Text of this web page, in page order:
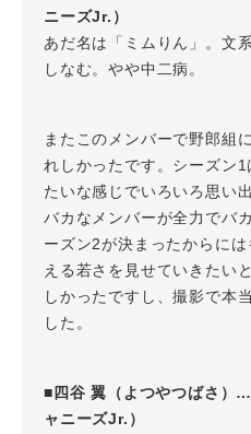
ニーズJr.）
あだ名は「ミムりん」。文
しなむ。やや中二病。
またこのメンバーで野郎組
れしかったです。シーズン
たいな感じでいろいろ思い
バカなメンバーが全力でバ
ーズン2が決まったからに
える若さを見せていきたい
しかったですし、撮影で本
した。
■四谷 翼（よつやつばさ
ャニーズJr.）